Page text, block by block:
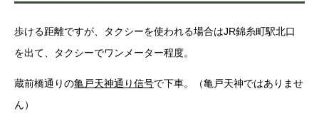
歩ける距離ですが、タクシーを使われる場合はJR錦糸町駅北口
を出て、タクシーでワンメーター程度。
蔵前橋通りの亀戸天神通り信号で下車。（亀戸天神ではありませ
ん）